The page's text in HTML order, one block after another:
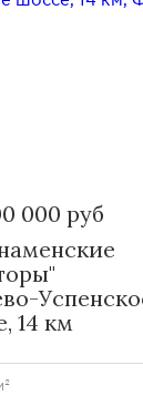
000 руб
14 км